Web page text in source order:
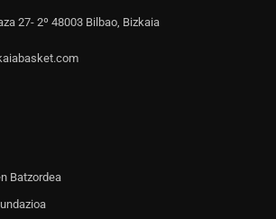
27- 2º 48003 Bilbao, Bizkaia
Batzordea